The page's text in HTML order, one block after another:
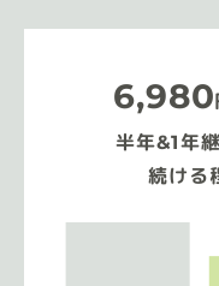
6,980
半年&1年
続ける